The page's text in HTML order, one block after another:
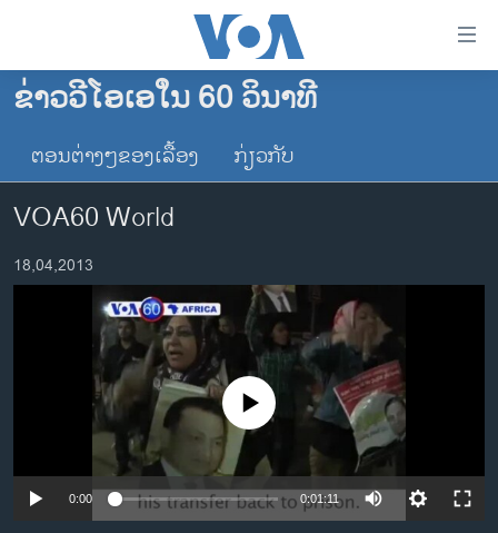
ເຂົ້າ
ຂ້າມ
ຂ້າມ
ຫາ
ຊອກ
ໂຮມເພຈ
ລາວ
ຂ່າວ​ຈີນ
ອິດສະຫຼະພາບດ້ານການຂ່າວ
ຊີວິດຊາວລາວ
ຊຸມຊົນຊາວລາວ
ວິທະຍາສາດ-ເທັກໂນໂລຈີ
ຂ່າວວີໂອເອໃນ 60 ວິນາທີ
ຕອນຕ່າງໆຂອງເລື້ອງ ກ່ຽວກັບ
VOA60 World
18,04,2013
No media source currently available
0:00 0:01:11